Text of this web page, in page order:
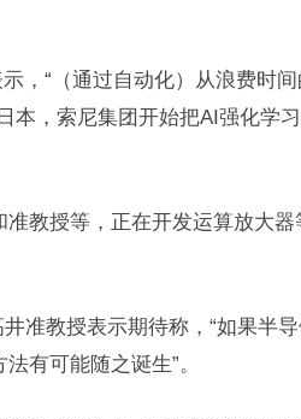
，“（通过自动化）从浪费时
本，索尼集团开始把AI强化学
教授等，正在开发运算放大器
准教授表示期待称，“如果半
有可能随之诞生”。